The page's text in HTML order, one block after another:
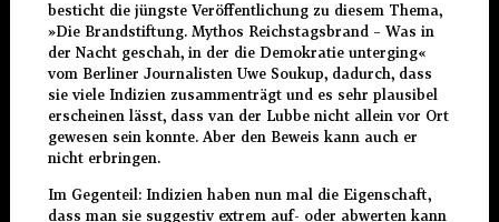
besticht die jüngste Veröffentlichung zu diesem Thema,
»Die Brandstiftung. Mythos Reichstagsbrand – Was in
der Nacht geschah, in der die Demokratie unterging«
vom Berliner Journalisten Uwe Soukup, dadurch, dass
sie viele Indizien zusammenträgt und es sehr plausibel
erscheinen lässt, dass van der Lubbe nicht allein vor Ort
gewesen sein konnte. Aber den Beweis kann auch er
nicht erbringen.
Im Gegenteil: Indizien haben nun mal die Eigenschaft,
dass man sie suggestiv extrem auf- oder abwerten kann